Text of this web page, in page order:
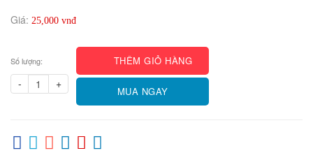
Giá: 25,000 vnđ
Số lượng:
- +
THÊM GIỎ HÀNG
MUA NGAY